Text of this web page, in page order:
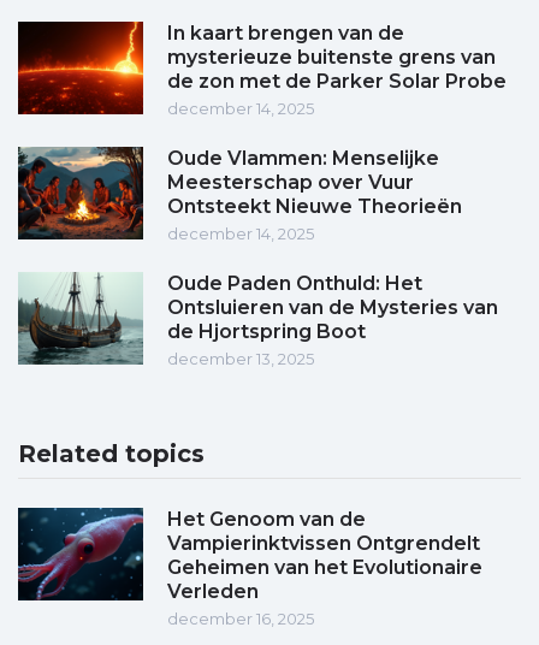
In kaart brengen van de
mysterieuze buitenste grens van
de zon met de Parker Solar Probe
december 14, 2025
Oude Vlammen: Menselijke
Meesterschap over Vuur
Ontsteekt Nieuwe Theorieën
december 14, 2025
Oude Paden Onthuld: Het
Ontsluieren van de Mysteries van
de Hjortspring Boot
december 13, 2025
Related topics
Het Genoom van de
Vampierinktvissen Ontgrendelt
Geheimen van het Evolutionaire
Verleden
december 16, 2025